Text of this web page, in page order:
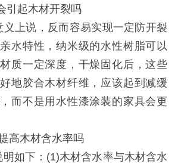
引起木材开裂吗
义上说，反而容易实现一定防开裂
水特性，纳米级的水性树脂可以
质一定深度，干燥固化后，这些
地胶合木材纤维，应该起到减缓
而不是用水性漆涂装的家具会更
高木材含水率吗
如下： (1)木材含水率与木材含水